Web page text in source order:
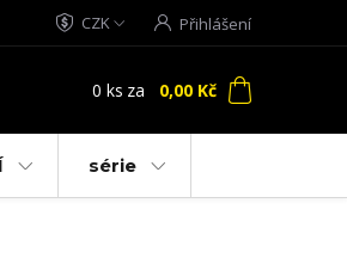
CZK Přihlášení
0 ks za 0,00 Kč
série